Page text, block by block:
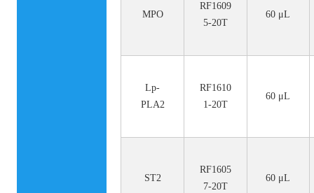
MPO
RF1609
5-20T
60 μL
Lp-
PLA2
RF1610
1-20T
60 μL
ST2
RF1605
7-20T
60 μL